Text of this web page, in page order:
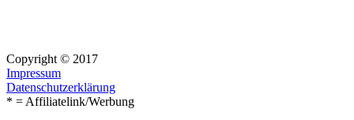
Copyright © 2017
Impressum
Datenschutzerklärung
* = Affiliatelink/Werbung